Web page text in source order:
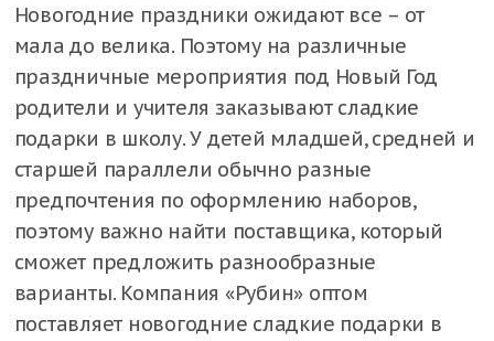
Новогодние праздники ожидают все – от
мала до велика. Поэтому на различные
праздничные мероприятия под Новый Год
родители и учителя заказывают сладкие
подарки в школу. У детей младшей, средней и
старшей параллели обычно разные
предпочтения по оформлению наборов,
поэтому важно найти поставщика, который
сможет предложить разнообразные
варианты. Компания «Рубин» оптом
поставляет новогодние сладкие подарки в